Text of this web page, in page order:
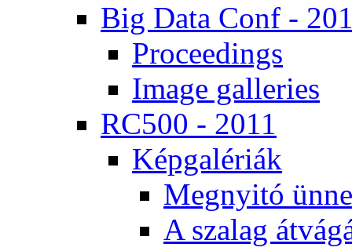
Big Da­ta Conf -
Pro­ce­e­dings
Image gal­le­ri­es
RC500 - 2011
Kép­ga­lé­ri­ák
Meg­nyi­tó
A sza­lag